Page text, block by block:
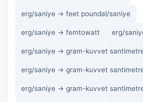
erg/saniye → feet poundal/saniye
erg/saniye → femtowatt erg/
erg/saniye → gram-kuvvet
erg/saniye → gram-kuvvet
erg/saniye → gram-kuvvet